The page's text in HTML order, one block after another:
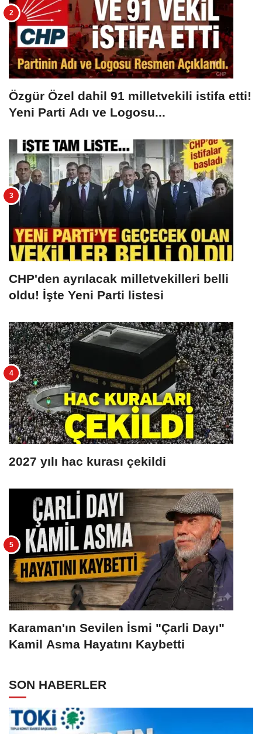
Özgür Özel dahil 91 milletvekili istifa etti!
Yeni Parti Adı ve Logosu...
CHP'den ayrılacak milletvekilleri belli
oldu! İşte Yeni Parti listesi
2027 yılı hac kurası çekildi
Karaman'ın Sevilen İsmi "Çarli Dayı"
Kamil Asma Hayatını Kaybetti
SON HABERLER